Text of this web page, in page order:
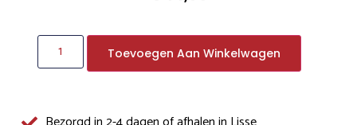
Toevoegen Aan Winkelwagen